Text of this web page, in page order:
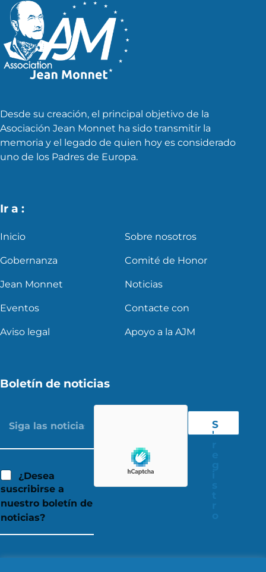
Desde su creación, el principal objetivo de la
Asociación Jean Monnet ha sido transmitir la
memoria y el legado de quien hoy es considerado
uno de los Padres de Europa.
Ir a :
Inicio Sobre nosotros
Gobernanza Comité de Honor
Jean Monnet Noticias
Eventos Contacte con
Aviso legal Apoyo a la AJM
Boletín de noticias
¿Desea
suscribirse a
nuestro boletín de
noticias?
S
'